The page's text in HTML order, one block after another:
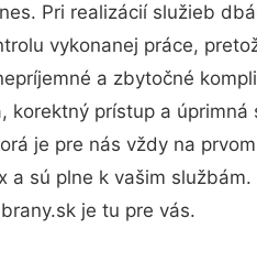
Pri realizácií služieb
vykonanej práce,
a zbytočné
prístup a úprimná
je pre nás vždy na
a sú plne k vašim službám.
je tu pre vás.